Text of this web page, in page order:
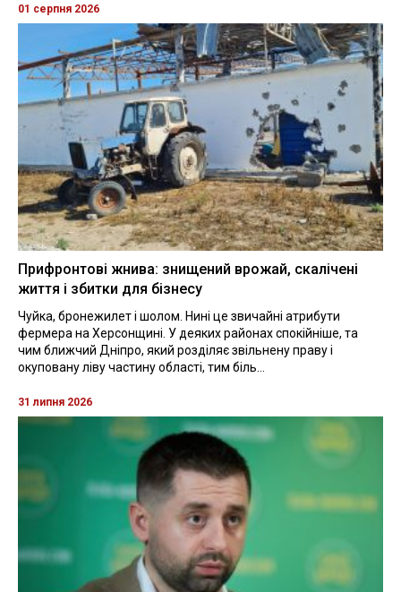
01 серпня 2026
Прифронтові жнива: знищений врожай, скалічені
життя і збитки для бізнесу
Чуйка, бронежилет і шолом. Нині це звичайні атрибути
фермера на Херсонщині. У деяких районах спокійніше, та
чим ближчий Дніпро, який розділяє звільнену праву і
окуповану ліву частину області, тим біль...
31 липня 2026